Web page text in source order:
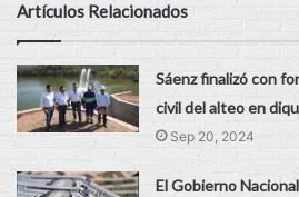
Artículos Relacionados
Sáenz finalizó con
civil del alteo en
Sep 20, 2024
El Gobierno